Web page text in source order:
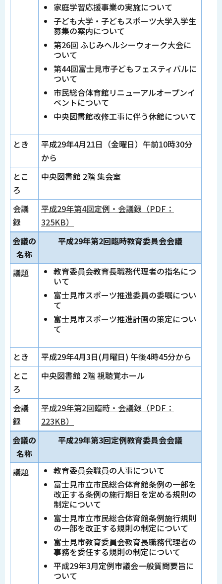
家庭学習応援事業の実施について
子ども大学・子どもスポーツ大学入学生
募集の案内について
第26回 ふじみヘルシーウォーク大会に
ついて
第44回富士見市子どもフェスティバルに
ついて
市民総合体育館リニューアルオープンイ
ベントについて
中央図書館改修工事に伴う休館について
とき
平成29年4月21日（金曜日）午前10時30分
から
とこ
ろ
中央図書館 2階 集会室
会議
録
平成29年第4回定例・会議録（PDF：
325KB）
会議の
名称
平成29年第2回臨時教育委員会会議
議題
教育委員会教育長職務代理者の指名につ
いて
富士見市スポーツ推進委員の委嘱につい
て
富士見市スポーツ推進計画の策定につい
て
とき
平成29年4月3日(月曜日) 午後4時45分から
とこ
ろ
中央図書館 2階 視聴覚ホール
会議
録
平成29年第2回臨時・会議録（PDF：
223KB）
会議の
名称
平成29年第3回定例教育委員会会議
議題
教育委員会職員の人事について
富士見市立市民総合体育館条例の一部を
改正する条例の施行期日を定める規則の
制定について
富士見市立市民総合体育館条例施行規則
の一部を改正する規則の制定について
富士見市教育委員会教育長職務代理者の
事務を委任する規則の制定について
平成29年3月定例市議会一般質問要旨に
ついて